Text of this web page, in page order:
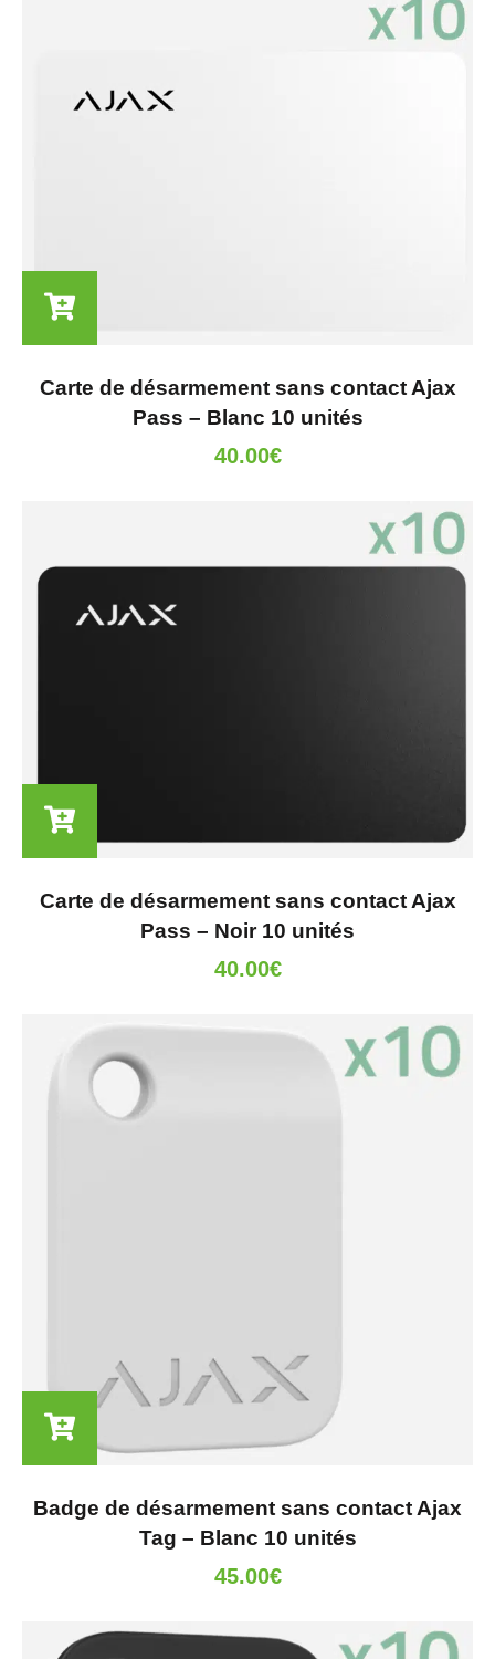
Carte de désarmement sans contact Ajax
Pass – Blanc 10 unités
40.00€
Carte de désarmement sans contact Ajax
Pass – Noir 10 unités
40.00€
Badge de désarmement sans contact Ajax
Tag – Blanc 10 unités
45.00€